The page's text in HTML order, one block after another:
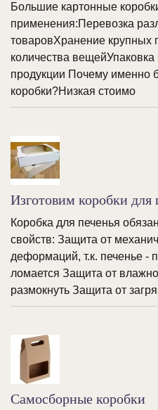
Большие картонные
применения:Перевозка
товаровХранение крупных
количества вещейУпаковка
продукции Почему именно
коробки?Низкая стоимо
Изготовим коробки для
Коробка для печенья
свойств: Защита от
деформаций, т.к. печенье -
ломается Защита от
размокнуть Защита от
Самосборные коробки